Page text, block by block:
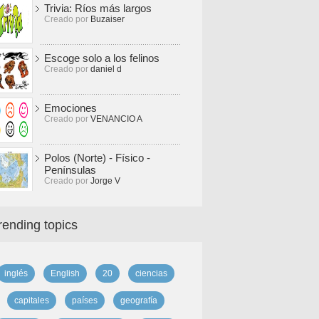
Trivia: Ríos más largos
Creado por Buzaiser
Escoge solo a los felinos
Creado por daniel d
Emociones
Creado por VENANCIO A
Polos (Norte) - Físico -
Penínsulas
Creado por Jorge V
topics
inglés English 20 ciencias
capitales países geografía